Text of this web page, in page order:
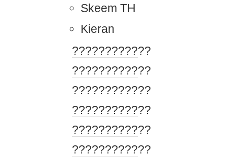
Skeem TH
Kieran
????????????
????????????
????????????
????????????
????????????
????????????